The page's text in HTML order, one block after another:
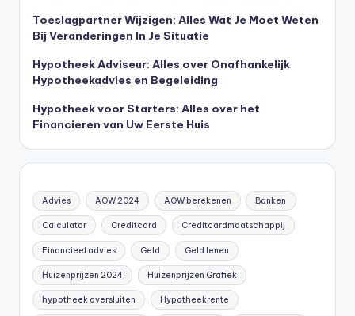
Toeslagpartner Wijzigen: Alles Wat Je Moet Weten
Bij Veranderingen In Je Situatie
Hypotheek Adviseur: Alles over Onafhankelijk
Hypotheekadvies en Begeleiding
Hypotheek voor Starters: Alles over het
Financieren van Uw Eerste Huis
Advies AOW 2024 AOW berekenen Banken
Calculator Creditcard Creditcardmaatschappij
Financieel advies Geld Geld lenen
Huizenprijzen 2024 Huizenprijzen Grafiek
hypotheek oversluiten Hypotheekrente